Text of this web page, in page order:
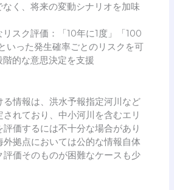
なく、将来の変動シナリオを加味
リスク評価：「10年に1度」「100
いった発生確率ごとのリスクを可
階的な意思決定を支援
る情報は、洪水予報指定河川など
れており、中小河川を含むエリ
価するには不十分な場合があり
外拠点においては公的な情報自体
評価そのものが困難なケースも少